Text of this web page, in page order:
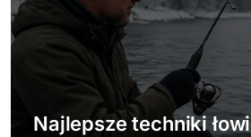
c
j
Najlepsze techniki